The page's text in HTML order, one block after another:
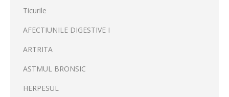
Ticurile
AFECTIUNILE DIGESTIVE I
ARTRITA
ASTMUL BRONSIC
HERPESUL